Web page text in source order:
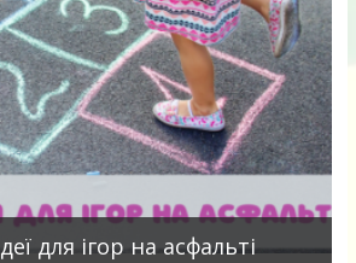
для ігор на асфальті